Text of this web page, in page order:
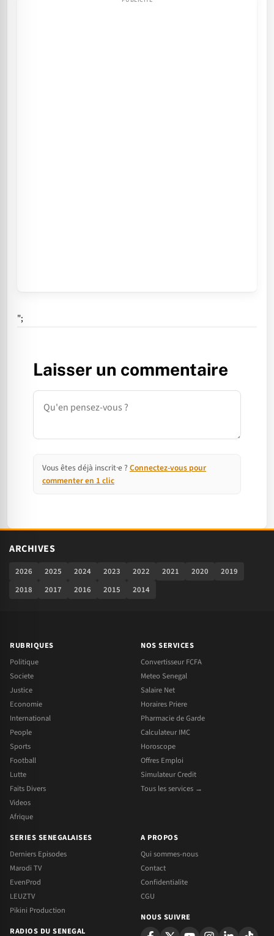
";
Laisser un commentaire
Commentaire
Vous êtes déjà inscrit·e ? Connectez-vous pour
commenter en 1 clic
ARCHIVES
2026 2025 2024 2023 2022 2021 2020
2019
2018
2017 2016 2015 2014
RUBRIQUES
Politique
Societe
Justice
Economie
International
People
Sports
Football
Lutte
Faits Divers
Videos
Afrique
NOS SERVICES
Convertisseur FCFA
Meteo Senegal
Salaire Net
Horaires Priere
Pharmacie de Garde
Calculateur IMC
Horoscope
Offres Emploi
Simulateur Credit
Tous les services →
SERIES SENEGALAISES
Derniers Episodes
Marodi TV
EvenProd
LEUZTV
Pikini Production
RADIOS DU SENEGAL
A PROPOS
Qui sommes-nous
Contact
Confidentialite
CGU
NOUS SUIVRE